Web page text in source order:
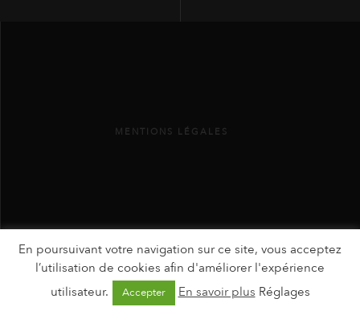
MENTIONS LÉGALES
En poursuivant votre navigation sur ce site, vous acceptez
l’utilisation de cookies afin d'améliorer l'expérience
utilisateur.
Accepter En savoir plus Réglages